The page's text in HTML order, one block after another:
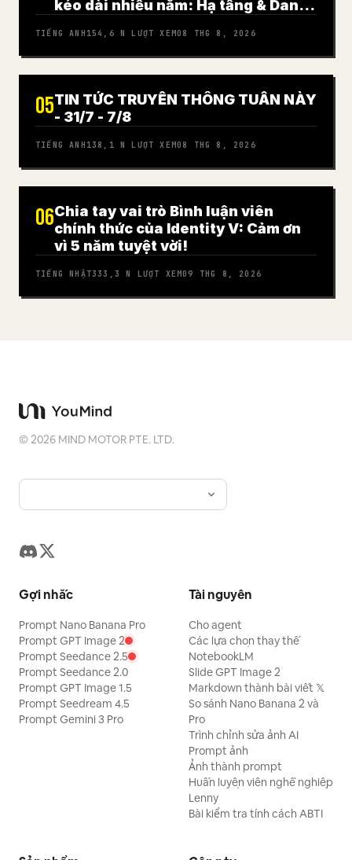
kéo dài nhiều năm: Hạ tầng & Danh
TIẾNG ANH 154,6 N LƯỢT XEM08 THG 8, 2026
05TIN TỨC TRUYỀN THÔNG TUẦN NÀY
- 31/7 - 7/8
TIẾNG ANH 138,1 N LƯỢT XEM08 THG 8, 2026
06Chia tay vai trò Bình luận viên
chính thức của Identity V: Cảm ơn
vì 5 năm tuyệt vời!
TIẾNG NHẬT333,3 N LƯỢT XEM09 THG 8, 2026
©2026 MIND MOTOR PTE. LTD.
Gợi nhắc
Prompt Nano Banana Pro
Prompt GPT Image 2
Prompt Seedance 2.5
Prompt Seedance 2.0
Prompt GPT Image 1.5
Prompt Seedream 4.5
Prompt Gemini 3 Pro
Tài nguyên
Cho agent
Các lựa chọn thay thế
NotebookLM
Slide GPT Image 2
Markdown thành bài viết 𝕏
So sánh Nano Banana 2 và
Pro
Trình chỉnh sửa ảnh AI
Prompt ảnh
Ảnh thành prompt
Huấn luyện viên nghề nghiệp
Lenny
Bài kiểm tra tính cách ABTI